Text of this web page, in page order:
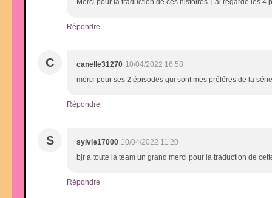
Répondre
C canelle31270 10/04/2022 16:58
merci pour ses 2 épisodes qui sont mes préféres de la série
Répondre
S sylvie17000 10/04/2022 11:20
bjr a toute la team un grand merci pour la traduction de
Répondre